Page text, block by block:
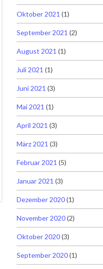
Oktober 2021 (1)
September 2021 (2)
August 2021 (1)
Juli 2021 (1)
Juni 2021 (3)
Mai 2021 (1)
April 2021 (3)
März 2021 (3)
Februar 2021 (5)
Januar 2021 (3)
Dezember 2020(1)
November 2020(2)
Oktober 2020(3)
September 2020(1)